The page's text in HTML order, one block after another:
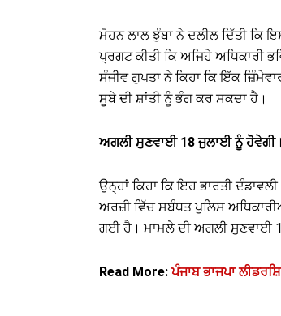
ਮੋਹਨ ਲਾਲ ਝੁੰਬਾ ਨੇ ਦਲੀਲ ਦਿੱਤੀ ਕਿ
ਪ੍ਰਗਟ ਕੀਤੀ ਕਿ ਅਜਿਹੇ ਅਧਿਕਾਰੀ
ਸੰਜੀਵ ਗੁਪਤਾ ਨੇ ਕਿਹਾ ਕਿ ਇੱਕ
ਸੂਬੇ ਦੀ ਸ਼ਾਂਤੀ ਨੂੰ ਭੰਗ ਕਰ ਸਕਦਾ ਹੈ।
ਅਗਲੀ ਸੁਣਵਾਈ 18 ਜੁਲਾਈ ਨੂੰ ਹੋਵੇਗੀ।
ਉਨ੍ਹਾਂ ਕਿਹਾ ਕਿ ਇਹ ਭਾਰਤੀ
ਅਰਜ਼ੀ ਵਿੱਚ ਸਬੰਧਤ ਪੁਲਿਸ
ਗਈ ਹੈ। ਮਾਮਲੇ ਦੀ ਅਗਲੀ ਸੁਣਵਾਈ
Read More:ਪੰਜਾਬ ਭਾਜਪਾ